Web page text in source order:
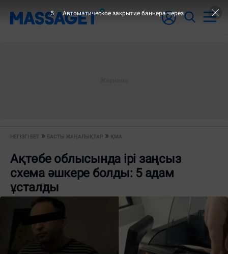
НЕГІЗГІ БЕТ БАСТЫ ЖАҢАЛЫҚТАР ҚМА
Ақтөбе облысында ірі заңсыз
схема әшкере болды: 5 адам
ұсталды
4 Автоматическое закрытие баннера через